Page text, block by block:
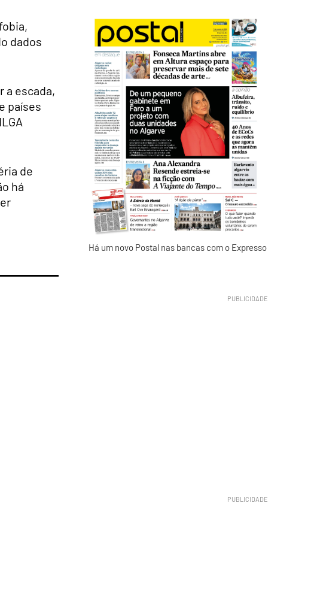
dados
a escada,
países
de
há
Há um novo Postal nas bancas com o Expresso